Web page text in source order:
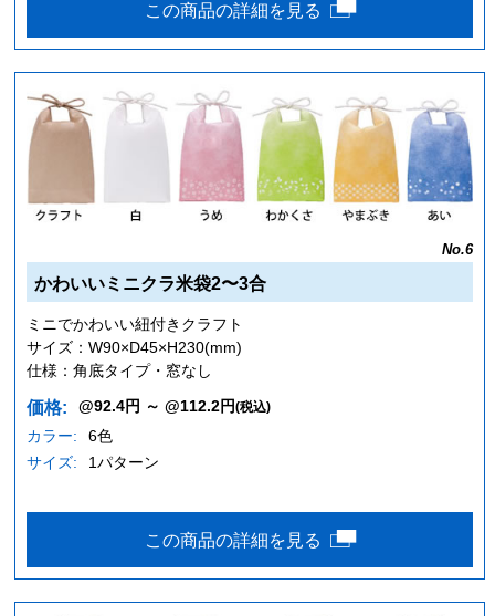
この商品の詳細を見る
No.6
かわいいミニクラ米袋2〜3合
ミニでかわいい紐付きクラフト
サイズ：W90×D45×H230(mm)
仕様：角底タイプ・窓なし
価格: @92.4円 ～ @112.2円(税込)
カラー:
6色
サイズ:
1パターン
この商品の詳細を見る